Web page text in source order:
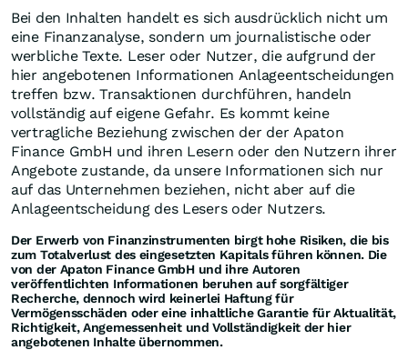
Bei den Inhalten handelt es sich ausdrücklich nicht um
eine Finanzanalyse, sondern um journalistische oder
werbliche Texte. Leser oder Nutzer, die aufgrund der
hier angebotenen Informationen Anlageentscheidungen
treffen bzw. Transaktionen durchführen, handeln
vollständig auf eigene Gefahr. Es kommt keine
vertragliche Beziehung zwischen der der Apaton
Finance GmbH und ihren Lesern oder den Nutzern ihrer
Angebote zustande, da unsere Informationen sich nur
auf das Unternehmen beziehen, nicht aber auf die
Anlageentscheidung des Lesers oder Nutzers.
Der Erwerb von Finanzinstrumenten birgt hohe Risiken, die bis
zum Totalverlust des eingesetzten Kapitals führen können. Die
von der Apaton Finance GmbH und ihre Autoren
veröffentlichten Informationen beruhen auf sorgfältiger
Recherche, dennoch wird keinerlei Haftung für
Vermögensschäden oder eine inhaltliche Garantie für Aktualität,
Richtigkeit, Angemessenheit und Vollständigkeit der hier
angebotenen Inhalte übernommen.